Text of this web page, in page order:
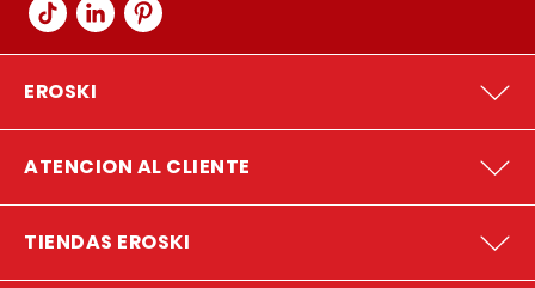
EROSKI
ATENCION AL CLIENTE
TIENDAS EROSKI